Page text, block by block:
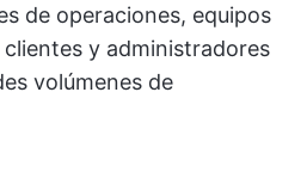
de operaciones, equipos
y administradores
volúmenes de